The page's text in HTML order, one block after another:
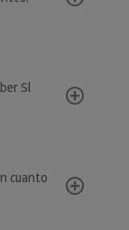
Sl
cuanto